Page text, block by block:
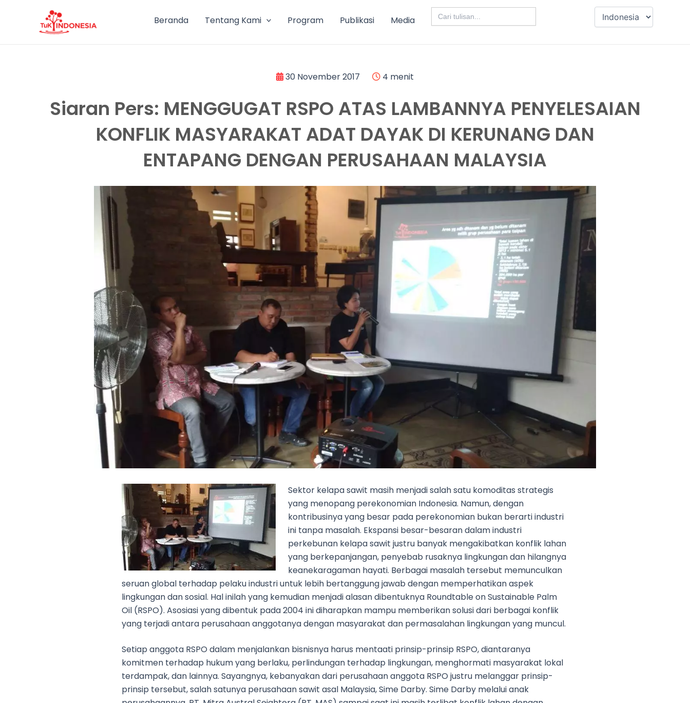
Beranda Tentang Kami Program Publikasi Media
Search
for:
30 November 2017 4 menit
Siaran Pers: MENGGUGAT RSPO ATAS LAMBANNYA PENYELESAIAN
KONFLIK MASYARAKAT ADAT DAYAK DI KERUNANG DAN
ENTAPANG DENGAN PERUSAHAAN MALAYSIA
Sektor kelapa sawit masih menjadi salah satu komoditas strategis
yang menopang perekonomian Indonesia. Namun, dengan
kontribusinya yang besar pada perekonomian bukan berarti industri
ini tanpa masalah. Ekspansi besar-besaran dalam industri
perkebunan kelapa sawit justru banyak mengakibatkan konflik lahan
yang berkepanjangan, penyebab rusaknya lingkungan dan hilangnya
keanekaragaman hayati. Berbagai masalah tersebut memunculkan
seruan global terhadap pelaku industri untuk lebih bertanggung jawab dengan memperhatikan aspek
lingkungan dan sosial. Hal inilah yang kemudian menjadi alasan dibentuknya Roundtable on Sustainable Palm
Oil (RSPO). Asosiasi yang dibentuk pada 2004 ini diharapkan mampu memberikan solusi dari berbagai konflik
yang terjadi antara perusahaan anggotanya dengan masyarakat dan permasalahan lingkungan yang muncul.
Setiap anggota RSPO dalam menjalankan bisnisnya harus mentaati prinsip-prinsip RSPO, diantaranya
komitmen terhadap hukum yang berlaku, perlindungan terhadap lingkungan, menghormati masyarakat lokal
terdampak, dan lainnya. Sayangnya, kebanyakan dari perusahaan anggota RSPO justru melanggar prinsip-
prinsip tersebut, salah satunya perusahaan sawit asal Malaysia, Sime Darby. Sime Darby melalui anak